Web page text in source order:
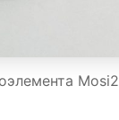
Mosi2